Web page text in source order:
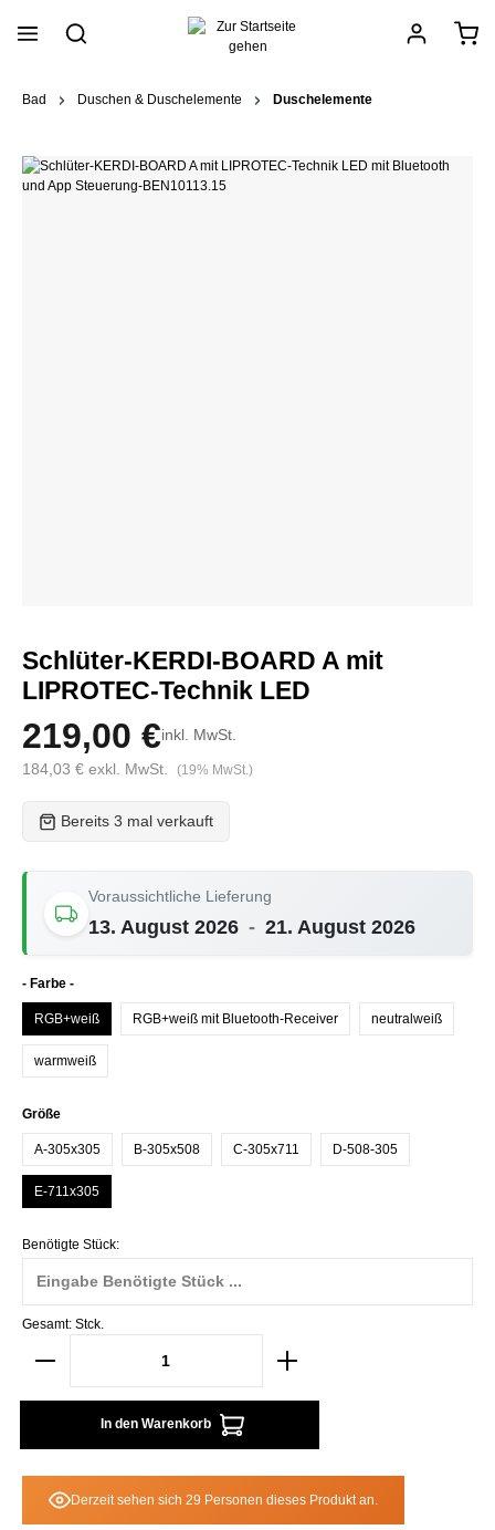
springen
Bad Duschen & Duschelemente Duschelemente
Schlüter-KERDI-BOARD A mit
LIPROTEC-Technik LED
219,00 €inkl. MwSt.
184,03 € exkl. MwSt. (19% MwSt.)
Bereits 3 mal verkauft
Voraussichtliche Lieferung
13. August 2026 - 21. August 2026
- Farbe -auswählen
RGB+weiß RGB+weiß mit Bluetooth-Receiver neutralweiß
warmweiß
Größeauswählen
A-305x305 B-305x508 C-305x711 D-508-305
E-711x305
Benötigte Stück:
Gesamt: Stck.
In den Warenkorb
Derzeit sehen sich 29 Personen dieses Produkt an.